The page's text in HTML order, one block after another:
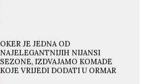
OKER JE JEDNA OD
NAJELEGANTNIJIH NIJANSI
SEZONE, IZDVAJAMO KOMADE
KOJE VRIJEDI DODATI U ORMAR